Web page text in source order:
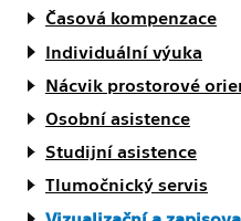
Časová kompenzace
Individuální výuka
Nácvik prostorové
Osobní asistence
Studijní asistence
Tlumočnický servis